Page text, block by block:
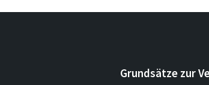
Grundsätze zur